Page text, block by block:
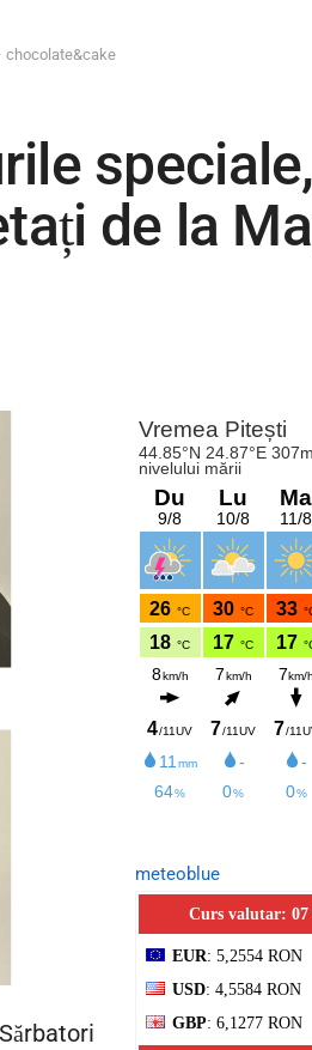
chocolate&cake
speciale,
de la
meteoblue
Curs valutar: 07
EUR: 5,2554 RON
USD: 4,5584 RON
GBP: 6,1277 RON